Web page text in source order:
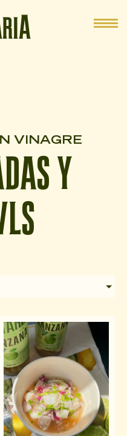
VINAGRE
Y